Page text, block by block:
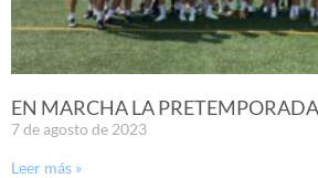
EN MARCHA LA
7 de agosto de 2023
Leer más »